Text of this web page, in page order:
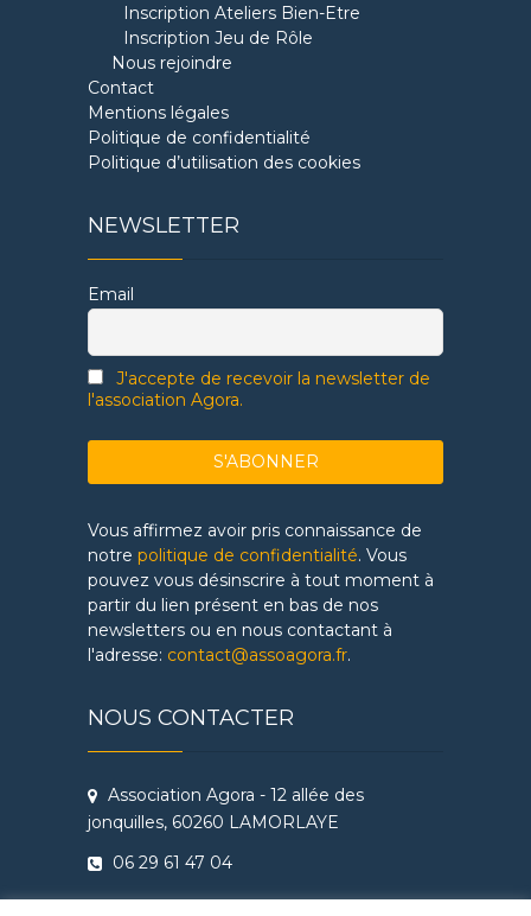
Inscription Ateliers Bien-Etre
Inscription Jeu de Rôle
Nous rejoindre
Contact
Mentions légales
Politique de confidentialité
Politique d’utilisation des cookies
NEWSLETTER
Email
J'accepte de recevoir la newsletter de
l'association Agora.
Vous affirmez avoir pris connaissance de
notre politique de confidentialité. Vous
pouvez vous désinscrire à tout moment à
partir du lien présent en bas de nos
newsletters ou en nous contactant à
l'adresse: contact@assoagora.fr.
NOUS CONTACTER
Association Agora - 12 allée des
jonquilles, 60260 LAMORLAYE
06 29 61 47 04